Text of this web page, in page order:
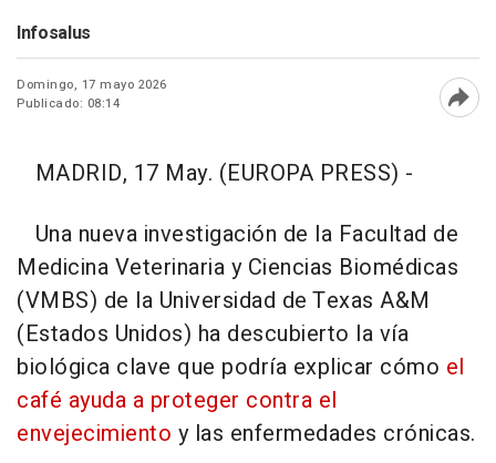
Infosalus
Domingo, 17 mayo 2026
Publicado: 08:14
MADRID, 17 May. (EUROPA PRESS) -
Una nueva investigación de la Facultad de
Medicina Veterinaria y Ciencias Biomédicas
(VMBS) de la Universidad de Texas A&M
(Estados Unidos) ha descubierto la vía
biológica clave que podría explicar cómo el
café ayuda a proteger contra el
envejecimiento y las enfermedades crónicas.